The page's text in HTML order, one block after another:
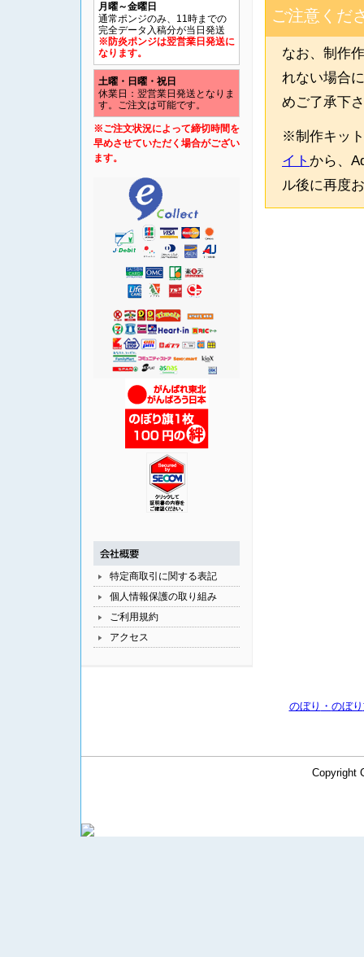
ご注意くだ
なお、制作
れない場合
めご了承下
※制作キッ
イト から、
ル後に再度
月曜～金曜日
通常ポンジのみ、11時までの
完全データ入稿分が当日発送
※防炎ポンジは翌営業日発送に
なります。
土曜・日曜・祝日
休業日：翌営業日発送となりま
す。ご注文は可能です。
※ご注文状況によって締切時間を
早めさせていただく場合がござい
ます。
特定商取引に関する表記
個人情報保護の取り組み
ご利用規約
アクセス
のぼり ・ のぼり
Copyright